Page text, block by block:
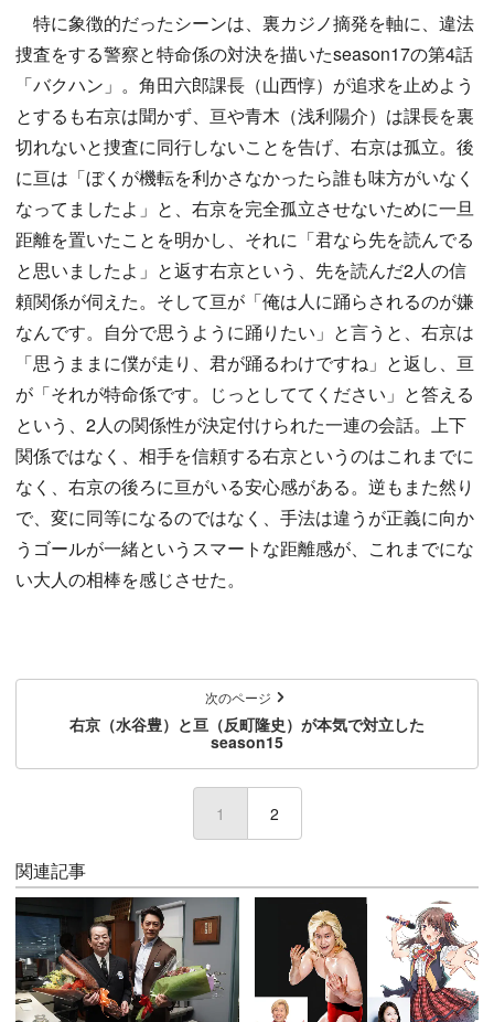
特に象徴的だったシーンは、裏カジノ摘発を軸に、違法
捜査をする警察と特命係の対決を描いたseason17の第4話
「バクハン」。角田六郎課長（山西惇）が追求を止めよう
とするも右京は聞かず、亘や青木（浅利陽介）は課長を裏
切れないと捜査に同行しないことを告げ、右京は孤立。後
に亘は「ぼくが機転を利かさなかったら誰も味方がいなく
なってましたよ」と、右京を完全孤立させないために一旦
距離を置いたことを明かし、それに「君なら先を読んでる
と思いましたよ」と返す右京という、先を読んだ2人の信
頼関係が伺えた。そして亘が「俺は人に踊らされるのが嫌
なんです。自分で思うように踊りたい」と言うと、右京は
「思うままに僕が走り、君が踊るわけですね」と返し、亘
が「それが特命係です。じっとしててください」と答える
という、2人の関係性が決定付けられた一連の会話。上下
関係ではなく、相手を信頼する右京というのはこれまでに
なく、右京の後ろに亘がいる安心感がある。逆もまた然り
で、変に同等になるのではなく、手法は違うが正義に向か
うゴールが一緒というスマートな距離感が、これまでにな
い大人の相棒を感じさせた。
次のページ
右京（水谷豊）と亘（反町隆史）が本気で対立した
season15
1 (current)
2
関連記事